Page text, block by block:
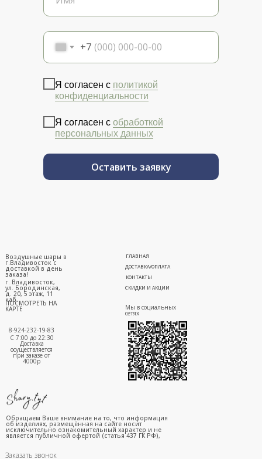
+7
Я согласен с политикой
конфиденциальности
Я согласен с обработкой
персональных данных
Оставить заявку
г. Владивосток,
ул. Бородинская,
д. 20, 5 этаж, 11
каб.
ПОСМОТРЕТЬ НА
КАРТЕ
ГЛАВНАЯ
ДОСТАВКА/ОПЛАТА
СКИДКИ И АКЦИИ
КОНТАКТЫ
8-924-232-19-83
С 7:00 до 22:30
Доставка
осуществляется
при заказе от
4000р
Воздушные шары в
г.Владивосток с
доставкой в день
заказа!
Мы в социальных
сетях
Заказать звонок
Обращаем Ваше внимание на то, что информация
об изделиях, размещённая на сайте носит
исключительно ознакомительный характер и не
является публичной офертой (статья 437 ГК РФ),